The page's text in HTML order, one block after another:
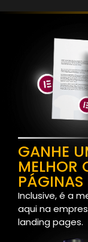
GANHE
MELHOR
Inclusive, é a
aqui na
landing pages.